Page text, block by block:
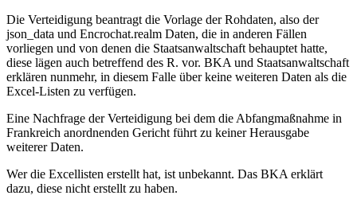
Die Verteidigung beantragt die Vorlage der Rohdaten, also der
json_data und Encrochat.realm Daten, die in anderen Fällen
vorliegen und von denen die Staatsanwaltschaft behauptet hatte,
diese lägen auch betreffend des R. vor. BKA und Staatsanwaltschaft
erklären nunmehr, in diesem Falle über keine weiteren Daten als die
Excel-Listen zu verfügen.
Eine Nachfrage der Verteidigung bei dem die Abfangmaßnahme in
Frankreich anordnenden Gericht führt zu keiner Herausgabe
weiterer Daten.
Wer die Excellisten erstellt hat, ist unbekannt. Das BKA erklärt
dazu, diese nicht erstellt zu haben.